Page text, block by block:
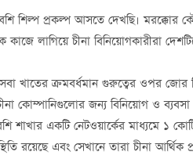
শিল্প প্রকল্প আসতে দেখছি। মরক্কোর
লাগিয়ে চীনা বিনিয়োগকারীরা
খাতের ক্রমবর্ধমান গুরুত্বের ওপর
কোম্পানিগুলোর জন্য বিনিয়োগ ও
শাখার একটি নেটওয়ার্কের মাধ্যমে ১
রয়েছে এবং সেখানে তারা চীনা